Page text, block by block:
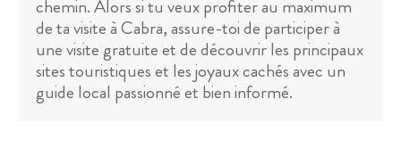
chemin. Alors si tu veux profiter au maximum
de ta visite à Cabra, assure-toi de participer à
une visite gratuite et de découvrir les principaux
sites touristiques et les joyaux cachés avec un
guide local passionné et bien informé.